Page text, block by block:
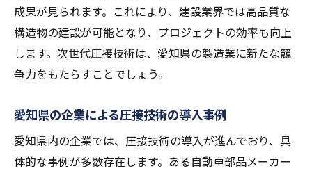
成果が見られます。これにより、建設業界では高品質な
構造物の建設が可能となり、プロジェクトの効率も向上
します。次世代圧接技術は、愛知県の製造業に新たな競
争力をもたらすことでしょう。
愛知県の企業による圧接技術の導入事例
愛知県内の企業では、圧接技術の導入が進んでおり、具
体的な事例が多数存在します。ある自動車部品メーカー